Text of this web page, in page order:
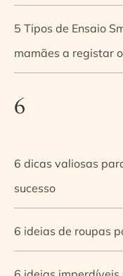
5 Tipos de Ensaio
mamães a registar
6
6 dicas valiosas
sucesso
6 ideias de roupas